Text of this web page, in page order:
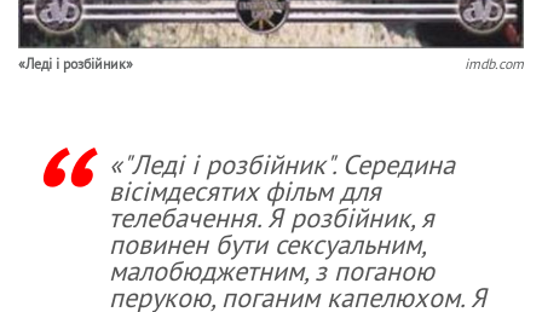
«Леді і розбійник» imdb.com
«"Леді і розбійник". Середина
вісімдесятих фільм для
телебачення. Я розбійник, я
повинен бути сексуальним,
малобюджетним, з поганою
перукою, поганим капелюхом. Я